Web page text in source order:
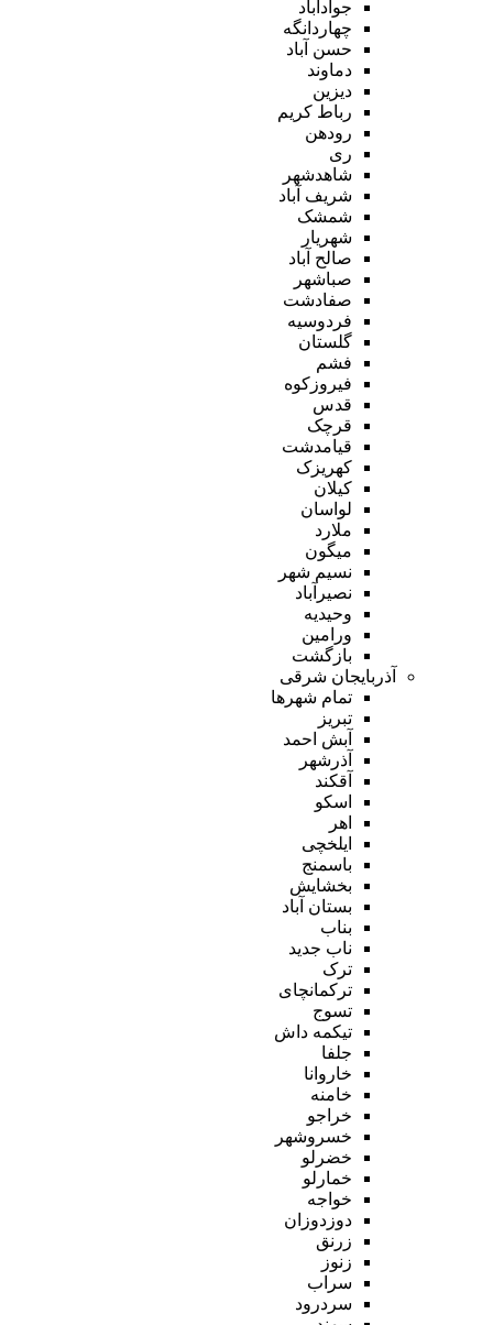
جوادآباد
چهاردانگه
حسن آباد
دماوند
دیزین
رباط کریم
رودهن
ری
شاهدشهر
شریف آباد
شمشک
شهریار
صالح آباد
صباشهر
صفادشت
فردوسیه
گلستان
فشم
فیروزکوه
قدس
قرچک
قیامدشت
کهریزک
کیلان
لواسان
ملارد
میگون
نسیم شهر
نصیرآباد
وحیدیه
ورامین
بازگشت
آذربایجان شرقی
تمام شهر‌ها
تبریز
آبش احمد
آذرشهر
آقکند
اسکو
اهر
ایلخچی
باسمنج
بخشایش
بستان آباد
بناب
ناب جدید
ترک
ترکمانچای
تسوج
تیکمه داش
جلفا
خاروانا
خامنه
خراجو
خسروشهر
خضرلو
خمارلو
خواجه
دوزدوزان
زرنق
زنوز
سراب
سردرود